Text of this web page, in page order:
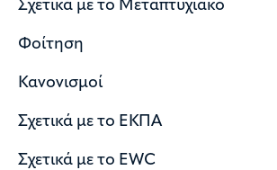
Σχετικά με το Μεταπτυχιακό
Φοίτηση
Κανονισμοί
Σχετικά με το ΕΚΠΑ
Σχετικά με το EWC